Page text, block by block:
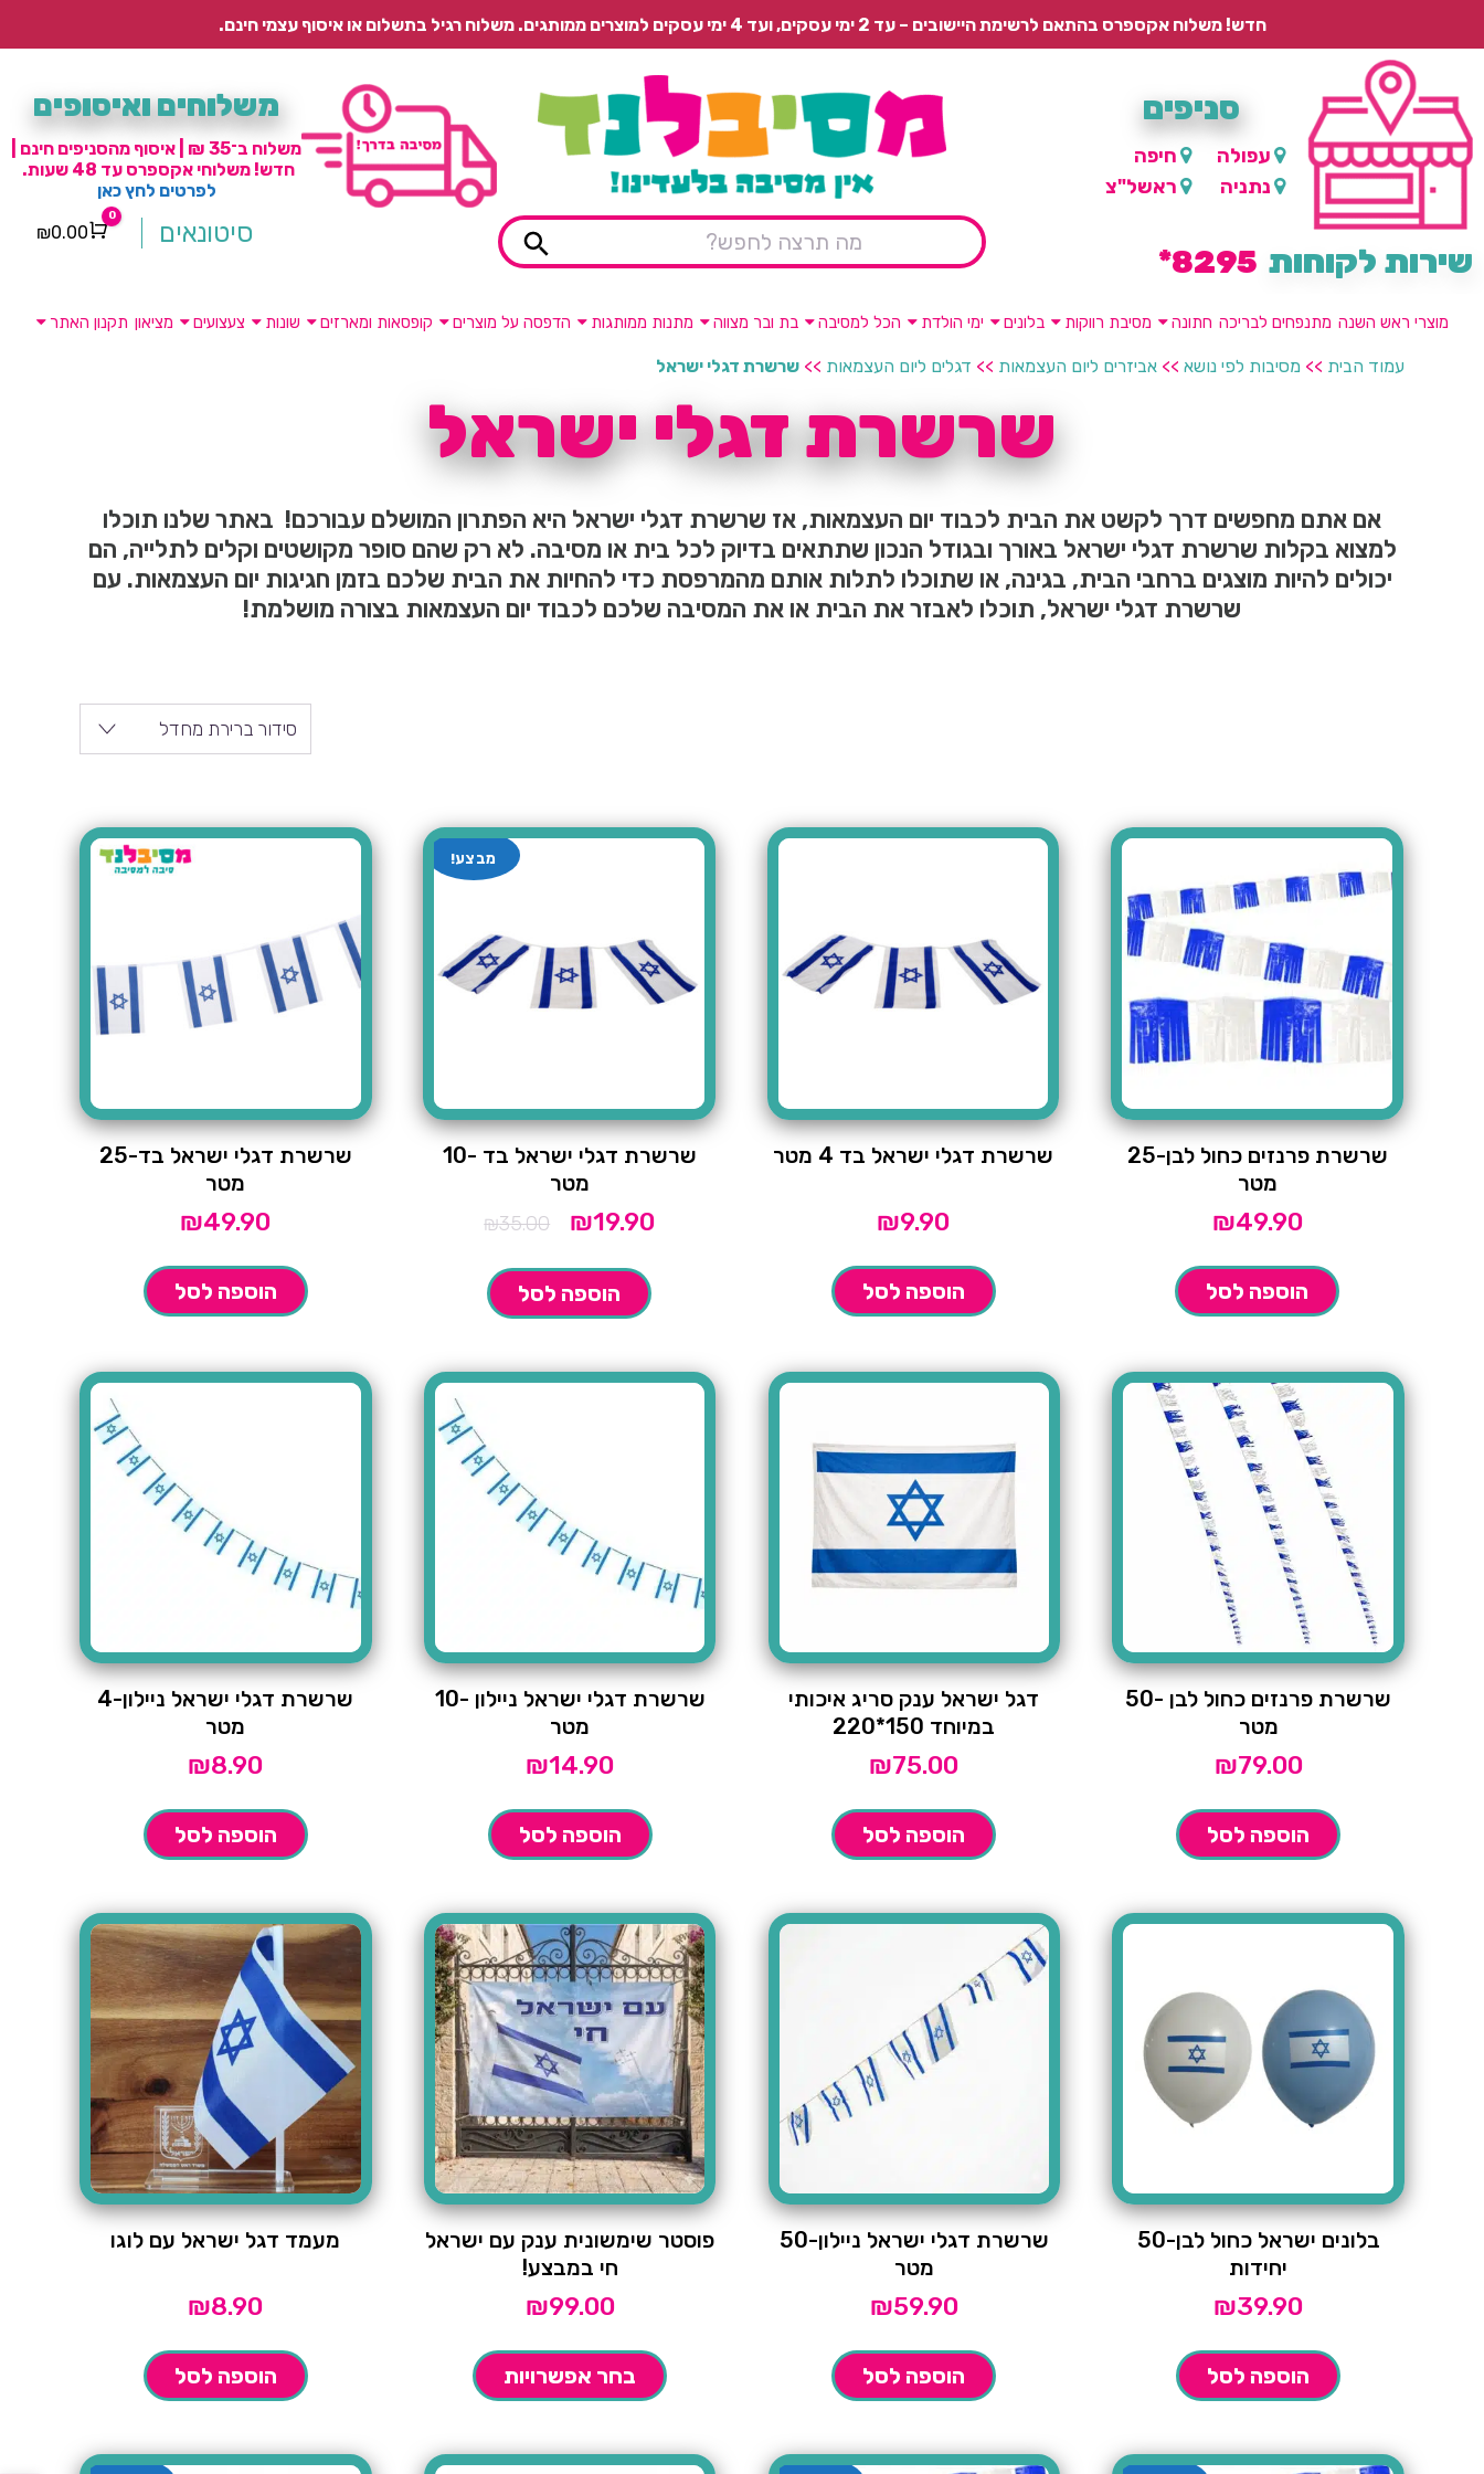
חדש! משלוח אקספרס בהתאם לרשימת היישובים – עד 2 ימי עסקים, ועד 4 ימי עסקים למוצרים ממותגים. משלוח רגיל בתשלום או איסוף עצמי חינם.
סניפים
עפולה
חיפה
נתניה
ראשל"צ
שירות לקוחות 8295*
משלוחים ואיסופים
משלוח ב־35 ₪ | איסוף מהסניפים חינם |
חדש! משלוחי אקספרס עד 48 שעות.
לפרטים לחץ כאן
סיטונאים Cart
0
₪0.00
מוצרי ראש השנה מתנפחים לבריכה חתונה מסיבת רווקות בלונים ימי הולדת הכל למסיבה בת ובר מצווה מתנות ממותגות הדפסה על מוצרים קופסאות ומארזים שונות צעצועים מציאון תקנון האתר
עמוד הבית >> מסיבות לפי נושא >> אביזרים ליום העצמאות >> דגלים ליום העצמאות >> שרשרת דגלי ישראל
שרשרת דגלי ישראל
אם אתם מחפשים דרך לקשט את הבית לכבוד יום העצמאות, אז שרשרת דגלי ישראל היא הפתרון המושלם עבורכם! באתר שלנו תוכלו
למצוא בקלות שרשרת דגלי ישראל באורך ובגודל הנכון שתתאים בדיוק לכל בית או מסיבה. לא רק שהם סופר מקושטים וקלים לתלייה, הם
יכולים להיות מוצגים ברחבי הבית, בגינה, או שתוכלו לתלות אותם מהמרפסת כדי להחיות את הבית שלכם בזמן חגיגות יום העצמאות. עם
שרשרת דגלי ישראל, תוכלו לאבזר את הבית או את המסיבה שלכם לכבוד יום העצמאות בצורה מושלמת!
סידור ברירת מחדל
שרשרת פרנזים כחול לבן-25
מטר
₪49.90
הוספה לסל
שרשרת דגלי ישראל בד 4 מטר
₪9.90
הוספה לסל
מבצע!
שרשרת דגלי ישראל בד -10
מטר
₪35.00
המחיר
המקורי
₪35.00.
₪19.90המחיר
הוספה לסל
שרשרת דגלי ישראל בד-25
מטר
₪49.90
הוספה לסל
שרשרת פרנזים כחול לבן -50
מטר
₪79.00
הוספה לסל
דגל ישראל ענק סריג איכותי
במיוחד 150*220
₪75.00
הוספה לסל
שרשרת דגלי ישראל ניילון -10
מטר
₪14.90
הוספה לסל
שרשרת דגלי ישראל ניילון-4
מטר
₪8.90
הוספה לסל
בלונים ישראל כחול לבן-50
יחידות
₪39.90
הוספה לסל
שרשרת דגלי ישראל ניילון-50
מטר
₪59.90
הוספה לסל
פוסטר שימשונית ענק עם ישראל
חי במבצע!
₪99.00
בחר אפשרויות
מעמד דגל ישראל עם לוגו
₪8.90
הוספה לסל